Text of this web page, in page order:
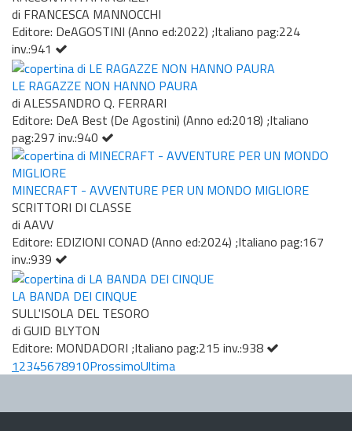
di FRANCESCA MANNOCCHI
Editore: DeAGOSTINI (Anno ed:2022) ;Italiano pag:224
inv.:941
LE RAGAZZE NON HANNO PAURA
di ALESSANDRO Q. FERRARI
Editore: DeA Best (De Agostini) (Anno ed:2018) ;Italiano
pag:297 inv.:940
MINECRAFT - AVVENTURE PER UN MONDO MIGLIORE
SCRITTORI DI CLASSE
di AAVV
Editore: EDIZIONI CONAD (Anno ed:2024) ;Italiano pag:167
inv.:939
LA BANDA DEI CINQUE
SULL'ISOLA DEL TESORO
di GUID BLYTON
Editore: MONDADORI ;Italiano pag:215 inv.:938
12345678910ProssimoUltima